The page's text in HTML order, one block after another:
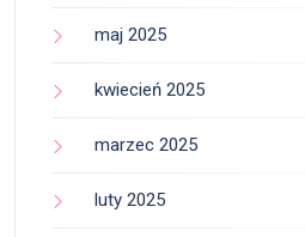
maj 2025
kwiecień 2025
marzec 2025
luty 2025